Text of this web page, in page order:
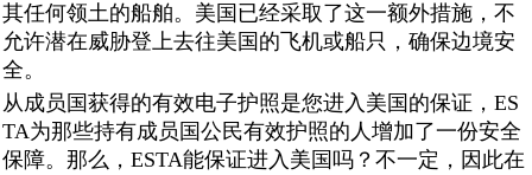
其任何领土的船舶。美国已经采取了这一额外措施，不
允许潜在威胁登上去往美国的飞机或船只，确保边境安
全。
从成员国获得的有效电子护照是您进入美国的保证，ES
TA为那些持有成员国公民有效护照的人增加了一份安全
保障。那么，ESTA能保证进入美国吗？不一定，因此在